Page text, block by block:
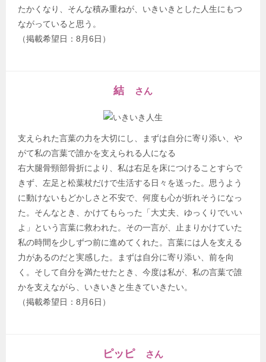
たかくなり、そんな積み重ねが、いきいきとした人生にもつ
ながっていると思う。
（掲載希望日：8月6日）
結 さん
支えられた言葉の力を大切にし、まずは自分に寄り添い、や
がて私の言葉で誰かを支えられる人になる
右大腿骨頸部骨折により、私は右足を床につけることすらで
きず、左足と松葉杖だけで生活する日々を送った。思うよう
に動けないもどかしさと不安で、何度も心が折れそうになっ
た。そんなとき、かけてもらった「大丈夫、ゆっくりでいい
よ」という言葉に救われた。その一言が、止まりかけていた
私の時間を少しずつ前に進めてくれた。言葉には人を支える
力があるのだと実感した。まずは自分に寄り添い、前を向
く。そして自分を満たせたとき、今度は私が、私の言葉で誰
かを支えながら、いきいきと生きていきたい。
（掲載希望日：8月6日）
ピッピ さん